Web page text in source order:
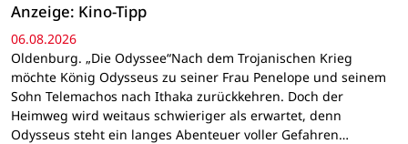
Anzeige: Kino-Tipp
06.08.2026
Oldenburg. „Die Odyssee“Nach dem Trojanischen Krieg
möchte König Odysseus zu seiner Frau Penelope und seinem
Sohn Telemachos nach Ithaka zurückkehren. Doch der
Heimweg wird weitaus schwieriger als erwartet, denn
Odysseus steht ein langes Abenteuer voller Gefahren…